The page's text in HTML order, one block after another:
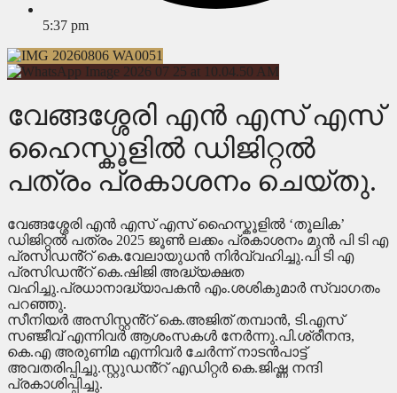
5:37 pm
വേങ്ങശ്ശേരി എൻ എസ് എസ്
ഹൈസ്കൂളിൽ ഡിജിറ്റൽ
പത്രം പ്രകാശനം ചെയ്തു.
വേങ്ങശ്ശേരി എൻ എസ് എസ് ഹൈസ്കൂളിൽ ‘തൂലിക’
ഡിജിറ്റൽ പത്രം 2025 ജൂൺ ലക്കം പ്രകാശനം മുൻ പി ടി എ
പ്രസിഡൻ്റ് കെ.വേലായുധൻ നിർവ്വഹിച്ചു.പി ടി എ
പ്രസിഡൻ്റ് കെ.ഷിജി അദ്ധ്യക്ഷത
വഹിച്ചു.പ്രധാനാദ്ധ്യാപകൻ എം.ശശികുമാർ സ്വാഗതം
പറഞ്ഞു.
സീനിയർ അസിസ്റ്റൻ്റ് കെ.അജിത് തമ്പാൻ, ടി.എസ്
സഞ്ജീവ് എന്നിവർ ആശംസകൾ നേർന്നു.പി.ശ്രീനന്ദ,
കെ.എ അരുണിമ എന്നിവർ ചേർന്ന് നാടൻപാട്ട്
അവതരിപ്പിച്ചു.സ്റ്റുഡൻ്റ് എഡിറ്റർ കെ.ജിഷ്ണ നന്ദി
പ്രകാശിപ്പിച്ചു.